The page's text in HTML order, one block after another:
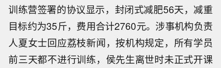
训练营签署的协议显示，封闭式减肥56天，减重
目标约为35斤，费用合计2760元。涉事机构负责
人夏女士回应荔枝新闻，按机构规定，所有学员
前三天都不进行训练，侯先生离世时未正式开课